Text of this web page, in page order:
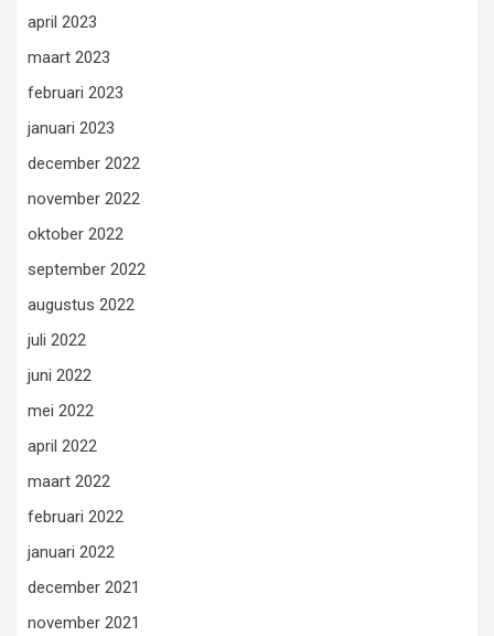
april 2023
maart 2023
februari 2023
januari 2023
december 2022
november 2022
oktober 2022
september 2022
augustus 2022
juli 2022
juni 2022
mei 2022
april 2022
maart 2022
februari 2022
januari 2022
december 2021
november 2021